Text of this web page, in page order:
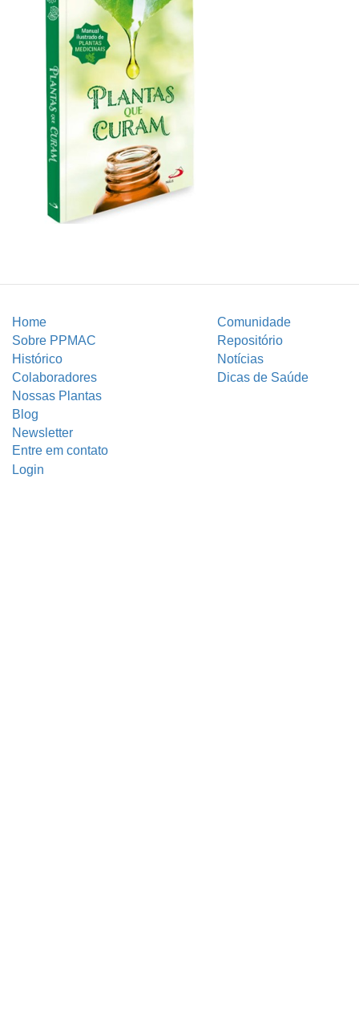
Home
Comunidade
Sobre PPMAC
Repositório
Histórico
Notícias
Colaboradores
Dicas de Saúde
Nossas Plantas
Blog
Newsletter
Entre em contato
Login